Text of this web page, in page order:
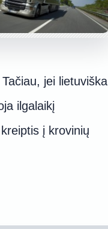
jei lietuviška
ilgalaikį
į krovinių